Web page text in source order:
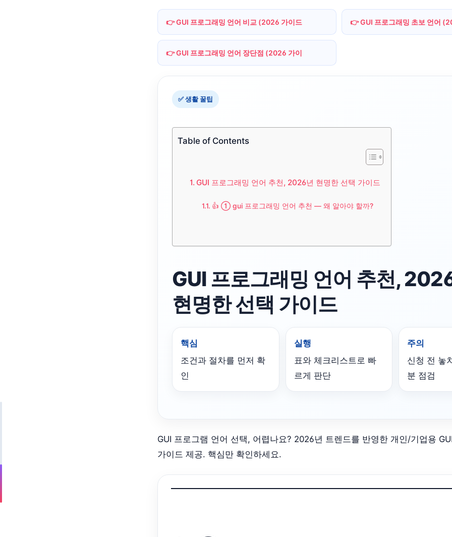
👉 GUI 프로그래밍 언어 비교 (2026 가이드 👉 GUI 프로그래밍 초보 언어
👉 GUI 프로그래밍 언어 장단점 (2026 가이
✅ 생활 꿀팁
Table of Contents
GUI 프로그래밍 언어 추천, 2026년 현명한 선택 가이드
👍 ① gui 프로그래밍 언어 추천 — 왜 알아야 할까?
GUI 프로그래밍 언어 추천,
현명한 선택 가이드
핵심
조건과 절차를 먼저 확
인
실행
표와 체크리스트로 빠
르게 판단
주의
신청 전 놓
분 점검
GUI 프로그램 언어 선택, 어렵나요? 2026년 트렌드를 반영한 개인/기업용
가이드 제공. 핵심만 확인하세요.